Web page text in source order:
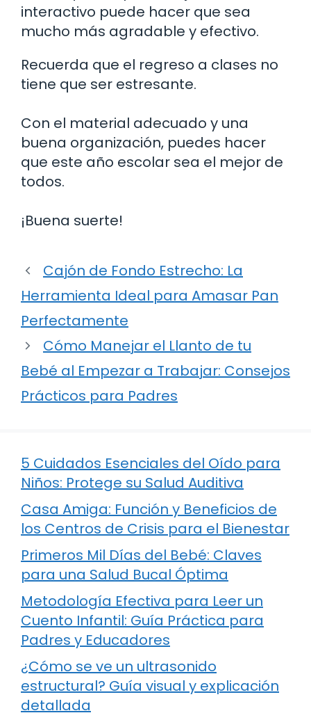
interactivo puede hacer que sea
mucho más agradable y efectivo.
Recuerda que el regreso a clases no
tiene que ser estresante.
Con el material adecuado y una
buena organización, puedes hacer
que este año escolar sea el mejor de
todos.
¡Buena suerte!
Cajón de Fondo Estrecho: La
Herramienta Ideal para Amasar Pan
Perfectamente
Cómo Manejar el Llanto de tu
Bebé al Empezar a Trabajar: Consejos
Prácticos para Padres
5 Cuidados Esenciales del Oído para
Niños: Protege su Salud Auditiva
Casa Amiga: Función y Beneficios de
los Centros de Crisis para el Bienestar
Primeros Mil Días del Bebé: Claves
para una Salud Bucal Óptima
Metodología Efectiva para Leer un
Cuento Infantil: Guía Práctica para
Padres y Educadores
¿Cómo se ve un ultrasonido
estructural? Guía visual y explicación
detallada